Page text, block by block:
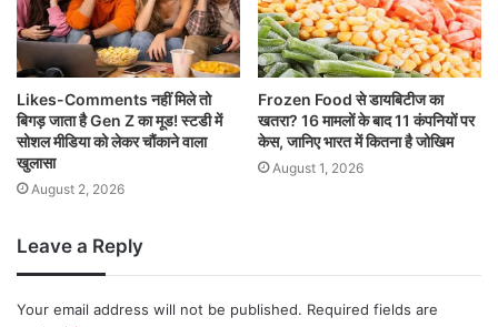
Likes-Comments नहीं मिले तो
बिगड़ जाता है Gen Z का मूड! स्टडी में
सोशल मीडिया को लेकर चौंकाने वाला
खुलासा
August 2, 2026
Frozen Food से डायबिटीज का
खतरा? 16 मामलों के बाद 11 कंपनियों पर
केस, जानिए भारत में कितना है जोखिम
August 1, 2026
Leave a Reply
Your email address will not be published. Required fields are